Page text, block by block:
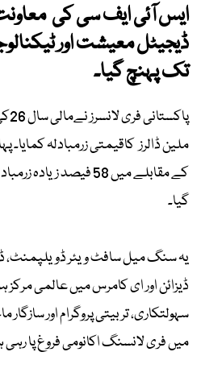
ایس آئی ایف سی کی
ڈیجیٹل معیشت اور
تک پہنچ گیا۔
ملین ڈالرز کاقیمتی زرمبادلہ
کے مقابلے میں 58 فیصد
گیا۔
یہ سنگ میل سافٹ ویئر ڈویلپمنٹ،
ڈیزائن اور ای کامرس میں عالمی
سہولتکاری، تربیتی پروگرام اور
میں فری لانسنگ اکانومی فروغ پا